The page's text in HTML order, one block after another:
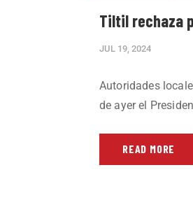
Tiltil rechaza
JUL 19, 2024
Autoridades
de ayer el
READ MORE